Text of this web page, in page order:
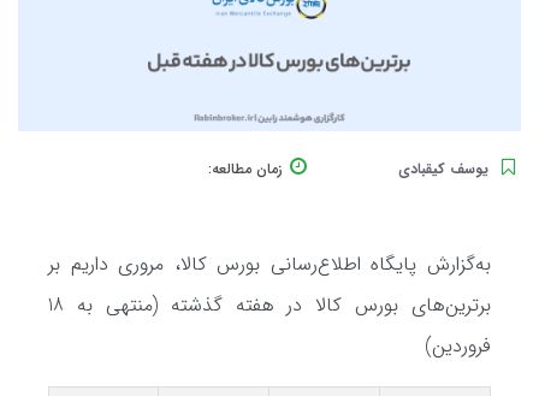
یوسف کیقبادی زمان مطالعه:
به‌گزارش پایگاه اطلاع‌رسانی بورس کالا، مروری داریم بر
برترین‌های بورس کالا در هفته گذشته (منتهی به 18
فروردین)